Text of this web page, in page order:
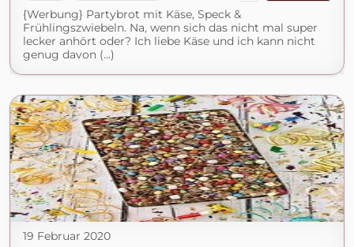
{Werbung} Partybrot mit Käse, Speck &
Frühlingszwiebeln. Na, wenn sich das nicht mal super
lecker anhört oder? Ich liebe Käse und ich kann nicht
genug davon (...)
19 Februar 2020